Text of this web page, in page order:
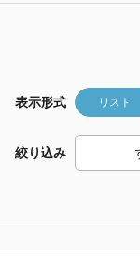
表示形式 リスト
絞り込み